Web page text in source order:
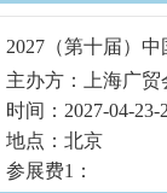
2027（第十届）
主办方：上海广贸
时间：2027-04-23-
地点：北京
参展费1：